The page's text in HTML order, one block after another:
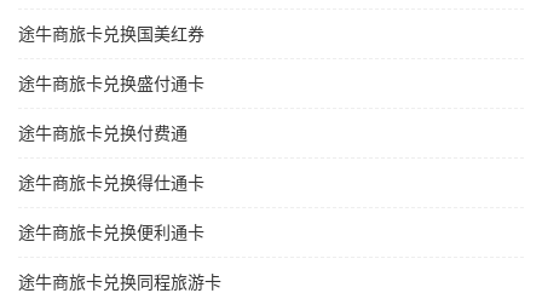
途牛商旅卡兑换国美红券
途牛商旅卡兑换盛付通卡
途牛商旅卡兑换付费通
途牛商旅卡兑换得仕通卡
途牛商旅卡兑换便利通卡
途牛商旅卡兑换同程旅游卡